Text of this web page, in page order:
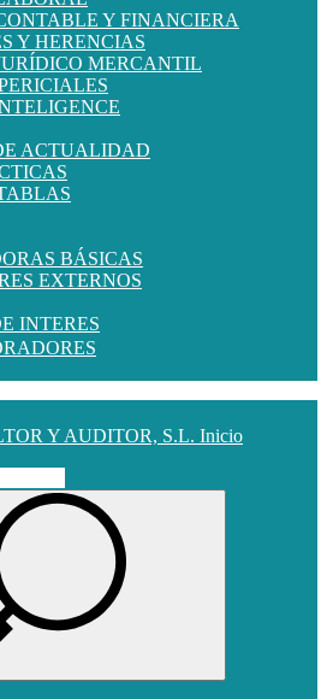
Y FINANCIERA
Y HERENCIAS
MERCANTIL
ACTUALIDAD
BÁSICAS
EXTERNOS
INTERES
Inicio